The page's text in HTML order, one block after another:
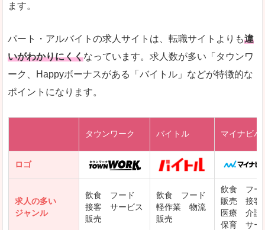
求人を含んだページを見てみる
ファーマキャリア
レバテックキャリア
DODAエンジニア IT
ます。
パート・アルバイトの求人サイトは、転職サイトよりも違
いがわかりにくくなっています。求人数が多い「タウンワ
ーク、Happyボーナスがある「バイトル」などが特徴的な
ポイントになります。
タウンワーク バイトル マイナビバ
ロゴ
求人の多い
ジャンル
飲食 フード
接客 サービス
販売
飲食 フード
軽作業 物流
販売
飲食 フー
販売 接客
医療 介護
保育 サー